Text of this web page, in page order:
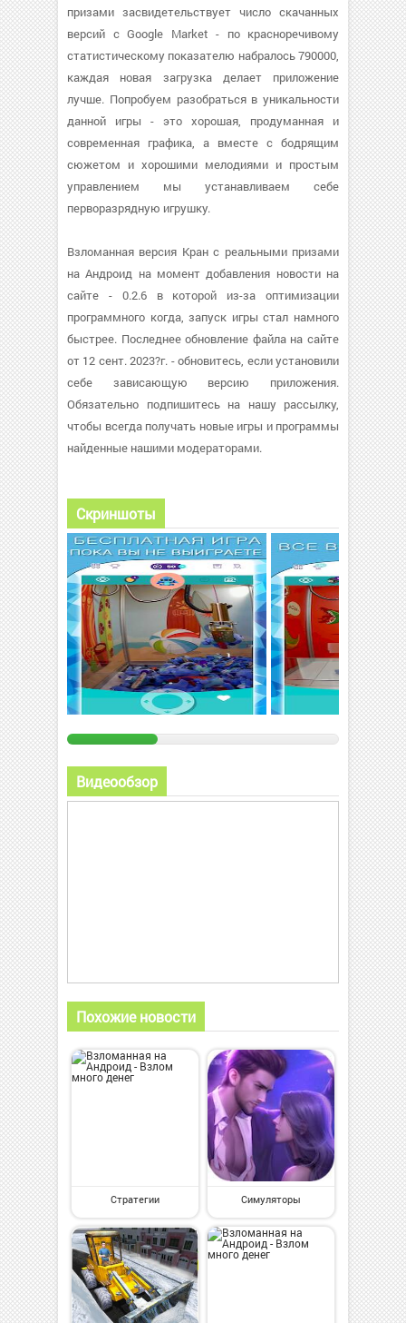
призами засвидетельствует число скачанных
версий с Google Market - по красноречивому
статистическому показателю набралось 790000,
каждая новая загрузка делает приложение
лучше. Попробуем разобраться в уникальности
данной игры - это хорошая, продуманная и
современная графика, а вместе с бодрящим
сюжетом и хорошими мелодиями и простым
управлением мы устанавливаем себе
перворазрядную игрушку.
Взломанная версия Кран с реальными призами
на Андроид на момент добавления новости на
сайте - 0.2.6 в которой из-за оптимизации
программного когда, запуск игры стал намного
быстрее. Последнее обновление файла на сайте
от 12 сент. 2023?г. - обновитесь, если установили
себе зависающую версию приложения.
Обязательно подпишитесь на нашу рассылку,
чтобы всегда получать новые игры и программы
найденные нашими модераторами.
Скриншоты
Видеообзор
Похожие новости
Стратегии Симуляторы